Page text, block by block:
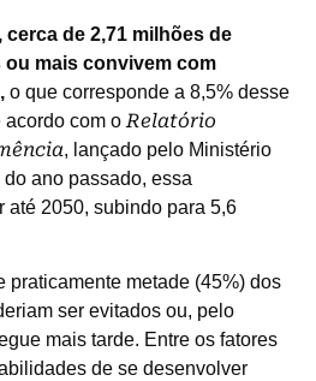
de 2,71 milhões de
mais convivem com
o que corresponde a 8,5% desse
com o Relatório
, lançado pelo Ministério
ano passado, essa
até 2050, subindo para 5,6
praticamente metade (45%) dos
ser evitados ou, pelo
mais tarde. Entre os fatores
de se desenvolver